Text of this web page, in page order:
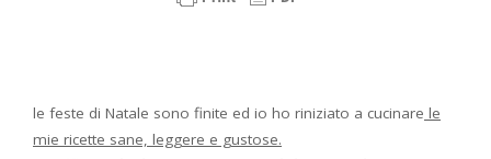
le feste di Natale sono finite ed io ho riniziato a cucinare le
mie ricette sane, leggere e gustose.